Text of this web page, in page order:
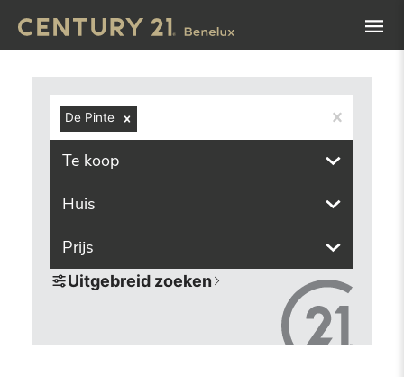
De Pinte
Te koop
Huis
Prijs
Uitgebreid zoeken